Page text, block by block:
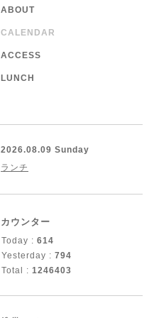
ABOUT
CALENDAR
ACCESS
LUNCH
2026.08.09 Sunday
ランチ
カウンター
Today : 614
Yesterday : 794
Total : 1246403